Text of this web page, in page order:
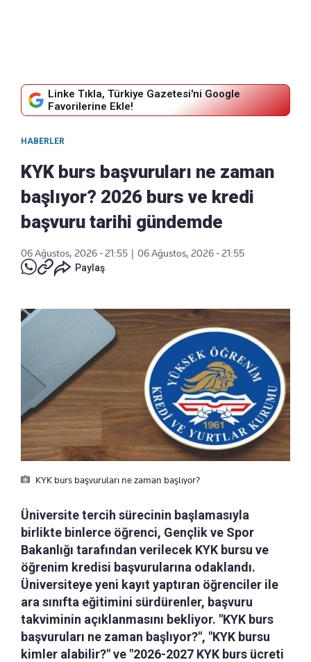
Linke Tıkla, Türkiye Gazetesi'ni Google
Favorilerine Ekle!
HABERLER
KYK burs başvuruları ne zaman
başlıyor? 2026 burs ve kredi
başvuru tarihi gündemde
06 Ağustos, 2026 - 21:55
06 Ağustos, 2026 - 21:55
Paylaş
KYK burs başvuruları ne zaman başlıyor?
Üniversite tercih sürecinin başlamasıyla
birlikte binlerce öğrenci, Gençlik ve Spor
Bakanlığı tarafından verilecek KYK bursu ve
öğrenim kredisi başvurularına odaklandı.
Üniversiteye yeni kayıt yaptıran öğrenciler ile
ara sınıfta eğitimini sürdürenler, başvuru
takviminin açıklanmasını bekliyor. "KYK burs
başvuruları ne zaman başlıyor?", "KYK bursu
kimler alabilir?" ve "2026-2027 KYK burs ücreti